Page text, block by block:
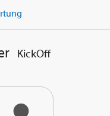
KickOff